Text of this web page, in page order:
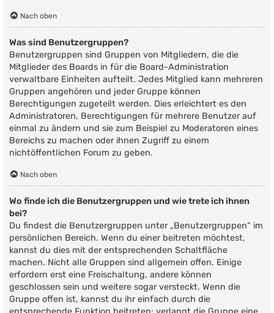
Nach oben
Was sind Benutzergruppen?
Benutzergruppen sind Gruppen von Mitgliedern, die die
Mitglieder des Boards in für die Board-Administration
verwaltbare Einheiten aufteilt. Jedes Mitglied kann mehreren
Gruppen angehören und jeder Gruppe können
Berechtigungen zugeteilt werden. Dies erleichtert es den
Administratoren, Berechtigungen für mehrere Benutzer auf
einmal zu ändern und sie zum Beispiel zu Moderatoren eines
Bereichs zu machen oder ihnen Zugriff zu einem
nichtöffentlichen Forum zu geben.
Nach oben
Wo finde ich die Benutzergruppen und wie trete ich ihnen
bei?
Du findest die Benutzergruppen unter „Benutzergruppen“ im
persönlichen Bereich. Wenn du einer beitreten möchtest,
kannst du dies mit der entsprechenden Schaltfläche
machen. Nicht alle Gruppen sind allgemein offen. Einige
erfordern erst eine Freischaltung, andere können
geschlossen sein und weitere sogar versteckt. Wenn die
Gruppe offen ist, kannst du ihr einfach durch die